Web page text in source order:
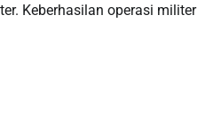
Keberhasilan operasi militer